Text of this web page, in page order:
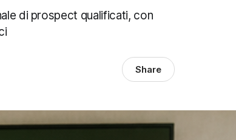
di prospect qualificati, con
Share